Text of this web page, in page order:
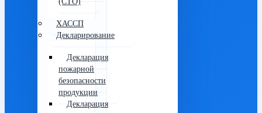
ХАССП
Декларирование
Декларация
пожарной
безопасности
продукции
Декларация